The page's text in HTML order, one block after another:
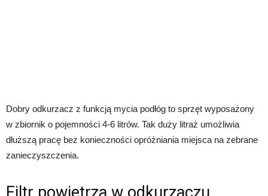
Dobry odkurzacz z funkcją mycia podłóg to sprzęt wyposażony
w zbiornik o pojemności 4-6 litrów. Tak duży litraż umożliwia
dłuższą pracę bez konieczności opróżniania miejsca na zebrane
zanieczyszczenia.